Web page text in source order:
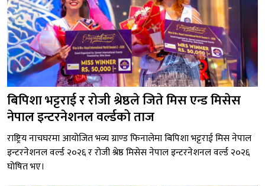
बिपिशा भट्टराई र रोजी श्रेष्ठले जिते मिस एन्ड मिसेस
नेपाल इन्टरनेशनल वर्ल्डको ताज
राष्ट्रिय नाचघरमा आयोजित भव्य ग्राण्ड फिनालेमा बिपिशा भट्टराई मिस नेपाल
इन्टरनेशनल वर्ल्ड २०२६ र रोजी श्रेष्ठ मिसेस नेपाल इन्टरनेशनल वर्ल्ड २०२६
घोषित भए।